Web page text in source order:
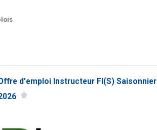
d'emploi Instructeur FI(S) Saisonnier